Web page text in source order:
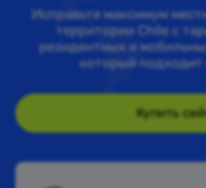
Исправьте максимум
территории Chile с
резидентных и
который подходит
Купить